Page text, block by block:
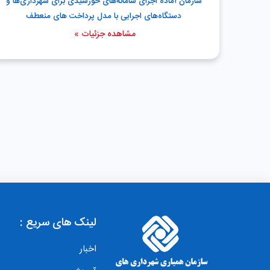
دستگاه‌های اجرایی با مدل پرداخت های منعطف
مشاهده جزئیات »
لینک های سریع :
اخبار